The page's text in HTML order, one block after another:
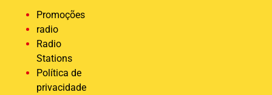
Promoções
radio
Radio
Stations
Política de
privacidade